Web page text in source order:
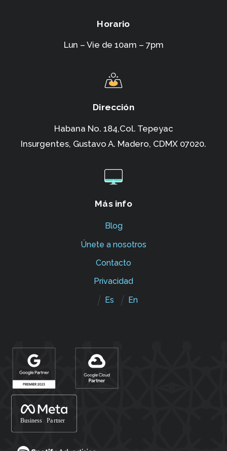
Horario
Lun – Vie de 10am – 7pm
Dirección
Habana No. 184,Col. Tepeyac
Insurgentes, Gustavo A. Madero, CDMX 07020.
Más info
Blog
Únete a nosotros
Contacto
Privacidad
Es
En